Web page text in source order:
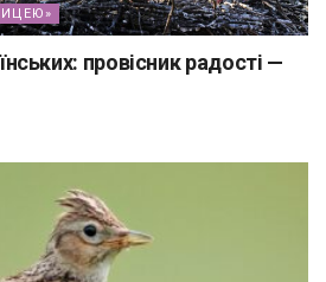
провісник радості —